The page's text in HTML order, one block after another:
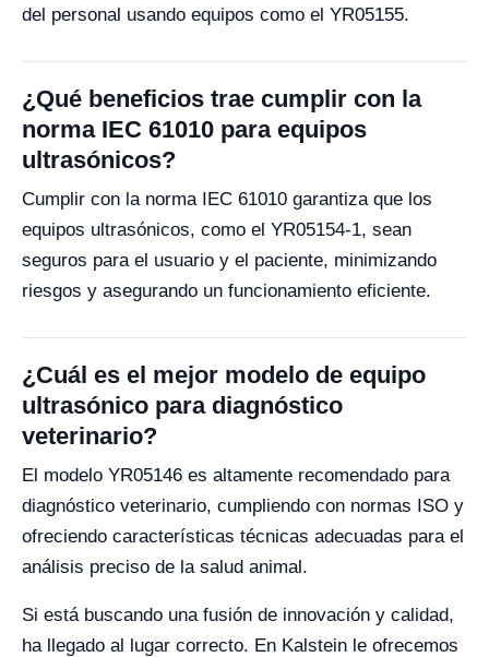
del personal usando equipos como el YR05155.
¿Qué beneficios trae cumplir con la
norma IEC 61010 para equipos
ultrasónicos?
Cumplir con la norma IEC 61010 garantiza que los
equipos ultrasónicos, como el YR05154-1, sean
seguros para el usuario y el paciente, minimizando
riesgos y asegurando un funcionamiento eficiente.
¿Cuál es el mejor modelo de equipo
ultrasónico para diagnóstico
veterinario?
El modelo YR05146 es altamente recomendado para
diagnóstico veterinario, cumpliendo con normas ISO y
ofreciendo características técnicas adecuadas para el
análisis preciso de la salud animal.
Si está buscando una fusión de innovación y calidad,
ha llegado al lugar correcto. En Kalstein le ofrecemos